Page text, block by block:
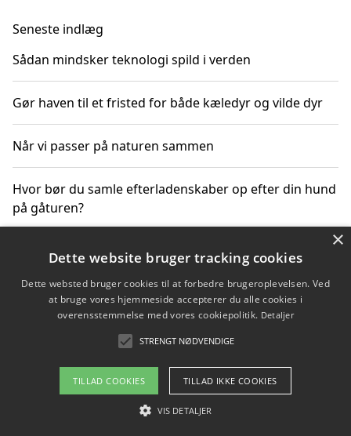
Seneste indlæg
Sådan mindsker teknologi spild i verden
Gør haven til et fristed for både kæledyr og vilde dyr
Når vi passer på naturen sammen
Hvor bør du samle efterladenskaber op efter din hund
på gåturen?
Sådan rydder du effektivt op efter et stort event
Copyright 2026 - Pilanto Aps
Om / kontakt
Blog Betingelser
×
Dette website bruger tracking cookies
Dette websted bruger cookies til at forbedre brugeroplevelsen. Ved
at bruge vores hjemmeside accepterer du alle cookies i
overensstemmelse med vores cookiepolitik. Detaljer
STRENGT NØDVENDIGE
TILLAD COOKIES TILLAD IKKE COOKIES
VIS DETALJER